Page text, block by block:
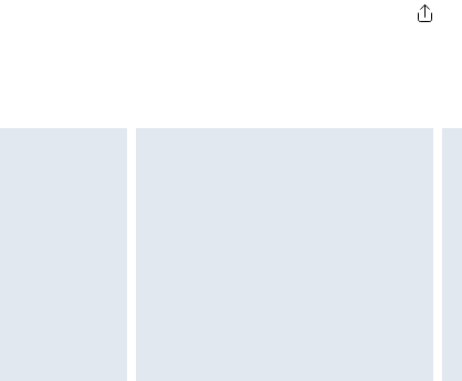
kr239
badkläder eller underkläder om